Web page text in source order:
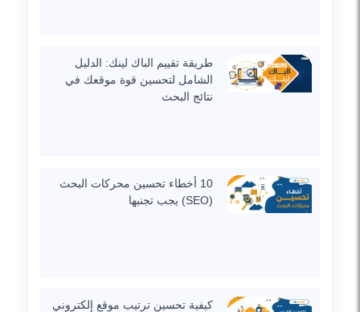
طريقة تقييم الباك لينك: الدليل
الشامل لتحسين قوة موقعك في
نتائج البحث
10 أخطاء تحسين محركات البحث
(SEO) يجب تجنبها
كيفية تحسين ترتيب موقع إلكتروني